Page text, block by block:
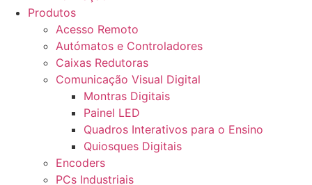
Produtos
Acesso Remoto
Autómatos e Controladores
Caixas Redutoras
Comunicação Visual Digital
Montras Digitais
Painel LED
Quadros Interativos para o Ensino
Quiosques Digitais
Encoders
PCs Industriais